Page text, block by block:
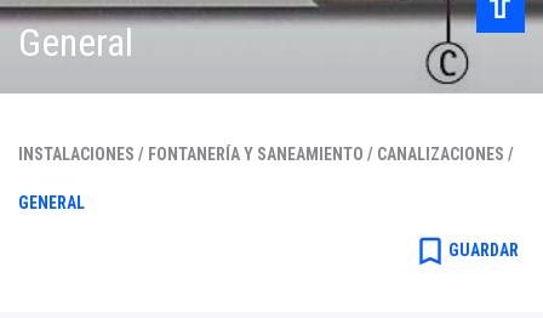
General
INSTALACIONES / FONTANERÍA Y SANEAMIENTO / CANALIZACIONES /
GENERAL
bookmark_border GUARDAR